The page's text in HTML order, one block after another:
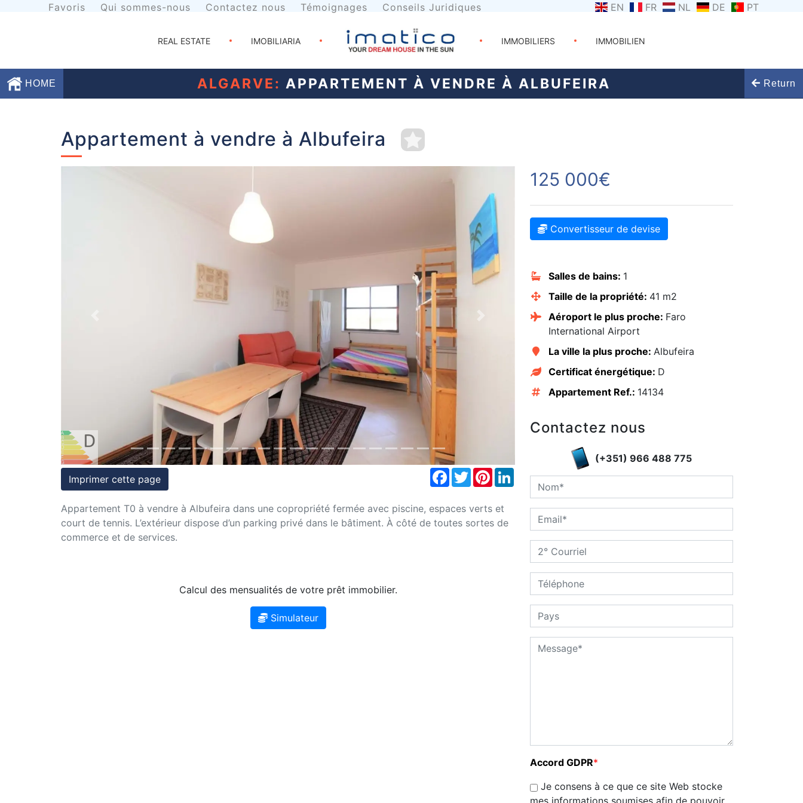
Favoris Qui sommes-nous Contactez nous Témoignages Conseils Juridiques EN FR NL DE PT
REAL ESTATE IMOBILIARIA IMMOBILIERS IMMOBILIEN
HOME ALGARVE: APPARTEMENT À VENDRE À ALBUFEIRA Return
Appartement à vendre à Albufeira
Imprimer cette page
Facebook
TwitterPinterestLinkedIn
Appartement T0 à vendre à Albufeira dans une copropriété fermée avec piscine, espaces verts et
court de tennis. L’extérieur dispose d’un parking privé dans le bâtiment. À côté de toutes sortes de
commerce et de services.
Calcul des mensualités de votre prêt immobilier.
Simulateur
125 000€
Convertisseur de devise
Salles de bains: 1
Taille de la propriété: 41 m2
Aéroport le plus proche: Faro
International Airport
La ville la plus proche: Albufeira
Certificat énergétique: D
Appartement Ref.: 14134
Contactez nous
(+351) 966 488 775
Accord GDPR*
Je consens à ce que ce site Web stocke